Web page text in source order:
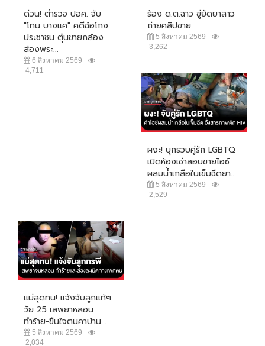
ด่วน! ตำรวจ ปอศ. จับ
"โทน บางแค" คดีฉ้อโกง
ประชาชน ตุ๋นขายกล้อง
ส่องพระ...
6 สิงหาคม 2569
4,711
ร้อง ด.ต.ฉาว ขู่ยัดยาสาว
ถ่ายคลิปขาย
5 สิงหาคม 2569
3,262
ผงะ! บุกรวบคู่รัก LGBTQ
เปิดห้องเช่าลอบขายไอซ์
ผสมน้ำเกลือในเข็มฉีดยา...
5 สิงหาคม 2569
2,529
แม่สุดทน! แจ้งจับลูกแท้ๆ
วัย 25 เสพยาหลอน
ทำร้าย-ขืนใจตนคาบ้าน...
5 สิงหาคม 2569
2,034